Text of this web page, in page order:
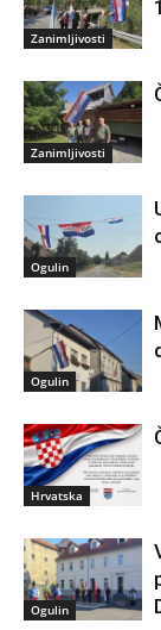
Zanimljivosti
Zanimljivosti
Ogulin
Ogulin
Hrvatska
Ogulin